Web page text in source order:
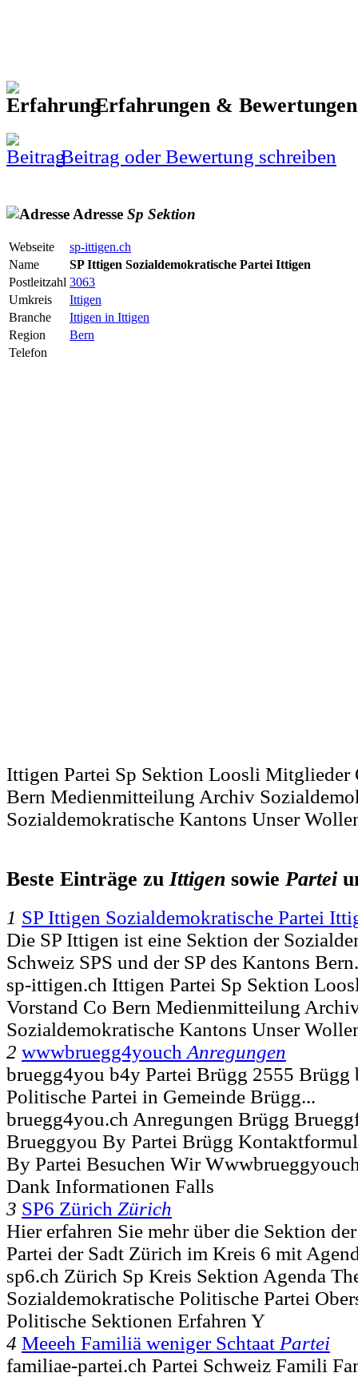
Erfahrungen &
Beitrag oder Bewertung schreiben
Adresse Sp Sektion
Webseite
sp-ittigen.ch
Name
SP Ittigen Sozialdemokratische Partei Ittigen
Postleitzahl 3063
Umkreis
Ittigen
Branche
Ittigen in Ittigen
Region
Bern
Telefon
Ittigen Partei Sp Sektion Loosli Mitglieder
Bern Medienmitteilung Archiv
Sozialdemokratische Kantons Unser
Beste Einträge zuIttigen sowie Partei
1 SP Ittigen Sozialdemokratische Partei
Die SP Ittigen ist eine Sektion der
Schweiz SPS und der SP des Kantons
sp-ittigen.ch Ittigen Partei Sp Sektion
Vorstand Co Bern Medienmitteilung
Sozialdemokratische Kantons Unser
2 wwwbruegg4youch Anregungen
bruegg4you b4y Partei Brügg 2555 Brügg
Politische Partei in Gemeinde Brügg...
bruegg4you.ch Anregungen Brügg
Brueggyou By Partei Brügg
By Partei Besuchen Wir
Dank Informationen Falls
3 SP6 Zürich Zürich
Hier erfahren Sie mehr über die Sektion
Partei der Sadt Zürich im Kreis 6 mit
sp6.ch Zürich Sp Kreis Sektion Agenda
Sozialdemokratische Politische Partei
Politische Sektionen Erfahren Y
4 Meeeh Familiä weniger Schtaat Partei
familiae-partei.ch Partei Schweiz Famili